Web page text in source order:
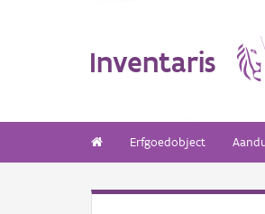
Inventaris
Erfgoedobject